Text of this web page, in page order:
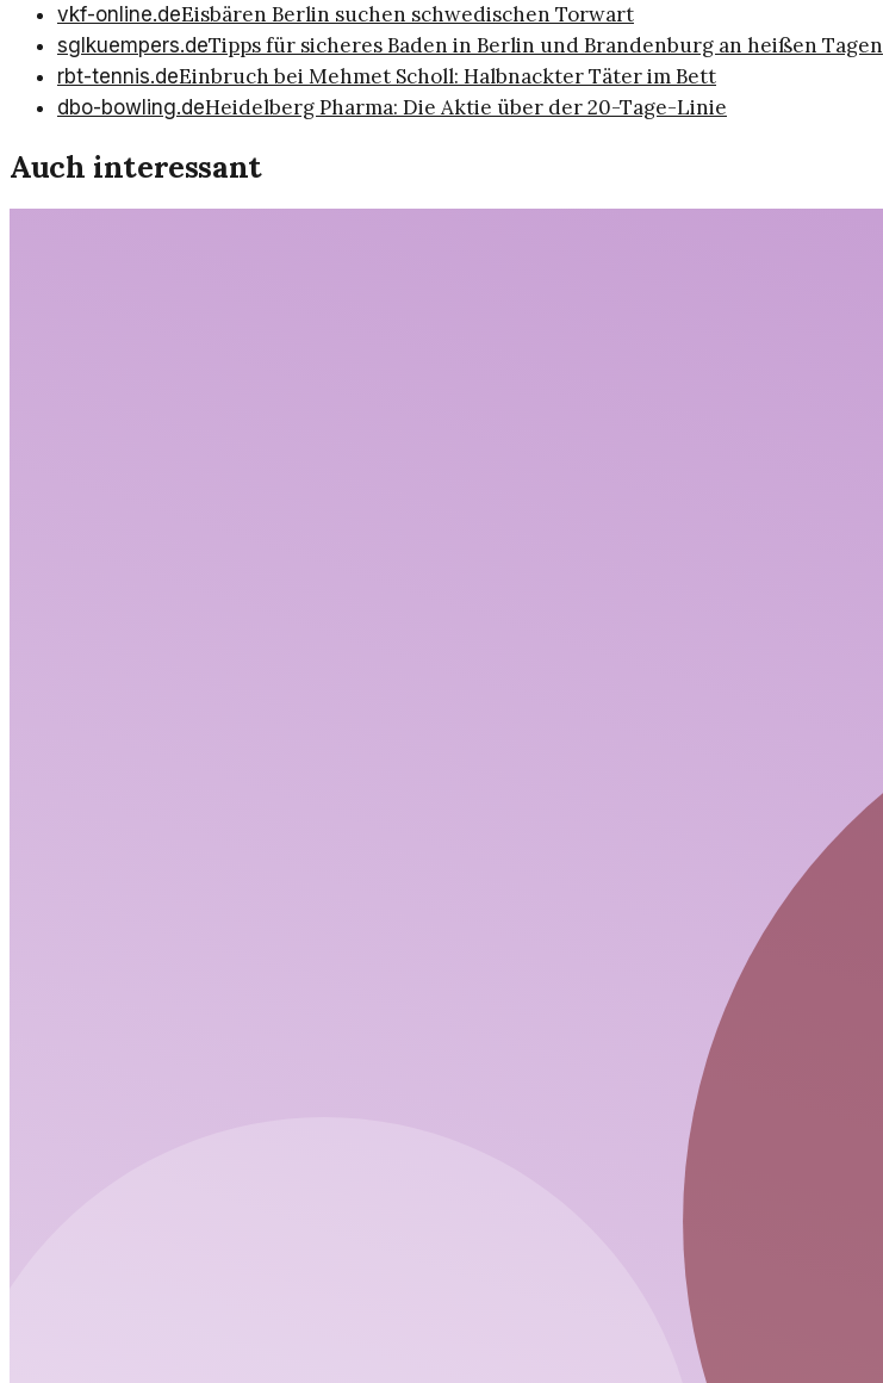
vkf-online.deEisbären Berlin suchen schwedischen Torwart
sglkuempers.deTipps für sicheres Baden in Berlin und Brandenburg an heißen Tagen
rbt-tennis.deEinbruch bei Mehmet Scholl: Halbnackter Täter im Bett
dbo-bowling.deHeidelberg Pharma: Die Aktie über der 20-Tage-Linie
Auch interessant